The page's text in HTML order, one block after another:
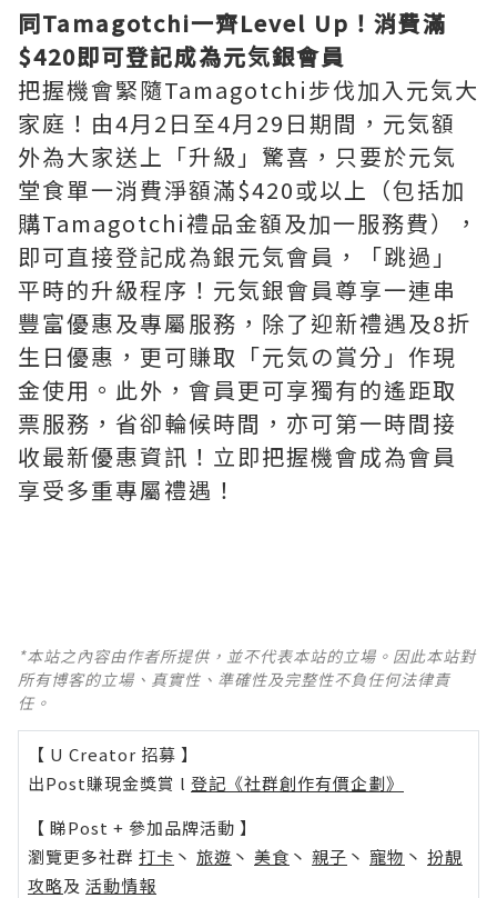
同Tamagotchi一齊Level Up！消費滿
$420即可登記成為元気銀會員
把握機會緊隨Tamagotchi步伐加入元気大
家庭！由4月2日至4月29日期間，元気額
外為大家送上「升級」驚喜，只要於元気
堂食單一消費淨額滿$420或以上（包括加
購Tamagotchi禮品金額及加一服務費），
即可直接登記成為銀元気會員，「跳過」
平時的升級程序！元気銀會員尊享一連串
豐富優惠及專屬服務，除了迎新禮遇及8折
生日優惠，更可賺取「元気の賞分」作現
金使用。此外，會員更可享獨有的遙距取
票服務，省卻輪候時間，亦可第一時間接
收最新優惠資訊！立即把握機會成為會員
享受多重專屬禮遇！
*本站之內容由作者所提供，並不代表本站的立場。因此本站對
所有博客的立場、真實性、準確性及完整性不負任何法律責
任。
【 U Creator 招募 】
出Post賺現金獎賞 l 登記《社群創作有價企劃》
【 睇Post + 參加品牌活動 】
瀏覽更多社群 打卡 丶 旅遊 丶 美食 丶 親子 丶 寵物 丶 扮靚
攻略及 活動情報